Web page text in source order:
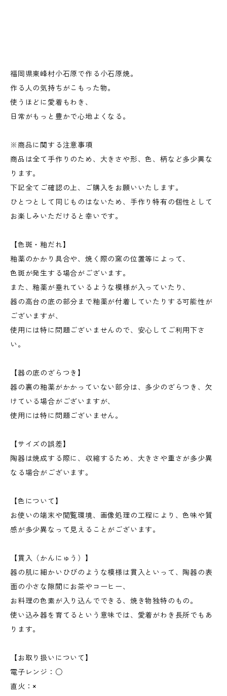
福岡県東峰村小石原で作る小石原焼。
作る人の気持ちがこもった物。
使うほどに愛着もわき、
日常がもっと豊かで心地よくなる。
※商品に関する注意事項
商品は全て手作りのため、大きさや形、色、柄など多少異な
ります。
下記全てご確認の上、ご購入をお願いいたします。
ひとつとして同じものはないため、手作り特有の個性として
お楽しみいただけると幸いです。
【色斑・釉だれ】
釉薬のかかり具合や、焼く際の窯の位置等によって、
色斑が発生する場合がございます。
また、釉薬が垂れているような模様が入っていたり、
器の高台の底の部分まで釉薬が付着していたりする可能性が
ございますが、
使用には特に問題ございませんので、安心してご利用下さ
い。
【器の底のざらつき】
器の裏の釉薬がかかっていない部分は、多少のざらつき、欠
けている場合がございますが、
使用には特に問題ございません。
【サイズの誤差】
陶器は焼成する際に、収縮するため、大きさや重さが多少異
なる場合がございます。
【色について】
お使いの端末や閲覧環境、画像処理の工程により、色味や質
感が多少異なって見えることがございます。
【貫入（かんにゅう）】
器の肌に細かいひびのような模様は貫入といって、陶器の表
面の小さな隙間にお茶やコーヒー、
お料理の色素が入り込んでできる、焼き物独特のもの。
使い込み器を育てるという意味では、愛着がわき長所でもあ
ります。
【お取り扱いについて】
電子レンジ：○
直火：×